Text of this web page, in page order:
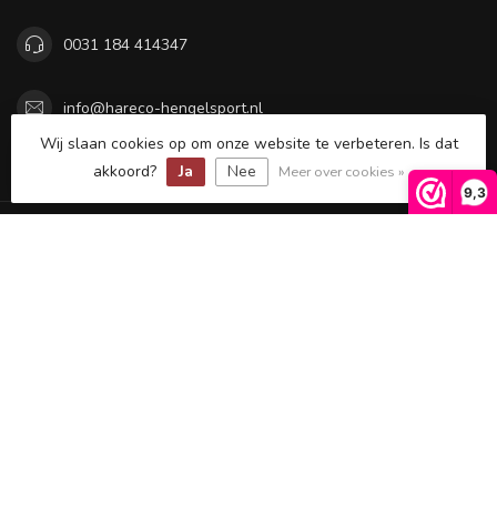
9,3
0031 184 414347
info@hareco-hengelsport.nl
Openingstijden
Wij slaan cookies op om onze website te verbeteren. Is dat
akkoord?
Ja Nee Meer over cookies »